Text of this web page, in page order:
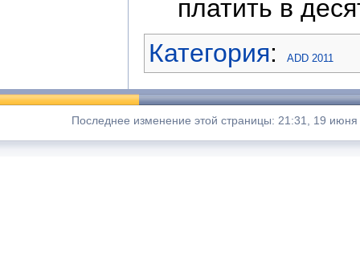
платить в
Категория: ADD 2011
Последнее изменение этой страницы: 21:31, 19